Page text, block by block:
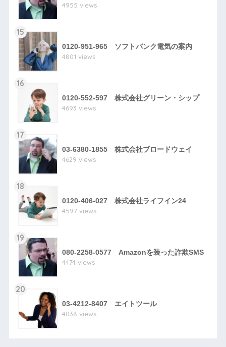
4955 views
15
0120-951-965 ソフトバンク電気の案内
4801 views
16
0120-552-597 株式会社グリーン・シップ
4693 views
17
03-6380-1855 株式会社ブロードウェイ
4629 views
18
0120-406-027 株式会社ライフイン24
4597 views
19
080-2258-0577 Amazonを装った詐欺SMS
4474 views
20
03-4212-8407 エイトツール
4038 views